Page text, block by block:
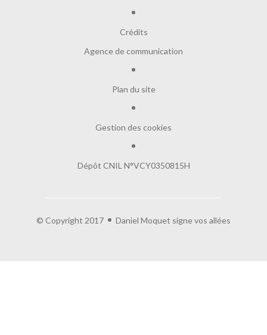
Crédits
Agence de communication
Plan du site
Gestion des cookies
Dépôt CNIL N°VCY0350815H
© Copyright 2017 Daniel Moquet signe vos allées